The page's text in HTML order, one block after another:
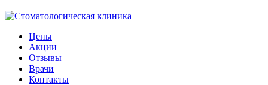
Цены
Акции
Отзывы
Врачи
Контакты